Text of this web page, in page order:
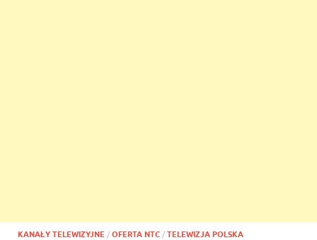
KANAŁY TELEWIZYJNE / OFERTA NTC / TELEWIZJA POLSKA